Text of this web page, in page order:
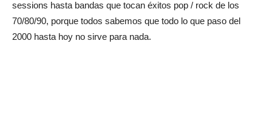
sessions hasta bandas que tocan éxitos pop / rock de los
70/80/90, porque todos sabemos que todo lo que paso del
2000 hasta hoy no sirve para nada.